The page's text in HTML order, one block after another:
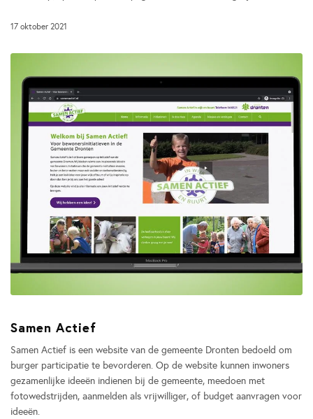
17 oktober 2021
Samen Actief
Samen Actief is een website van de gemeente Dronten bedoeld om
burger participatie te bevorderen. Op de website kunnen inwoners
gezamenlijke ideeën indienen bij de gemeente, meedoen met
fotowedstrijden, aanmelden als vrijwilliger, of budget aanvragen voor
ideeën.